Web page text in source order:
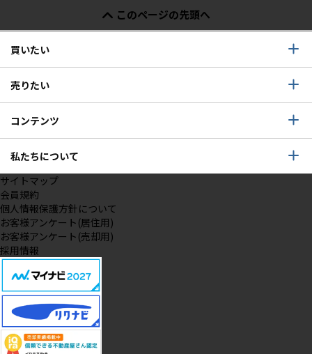
このページの先頭へ
買いたい
売りたい
コンテンツ
私たちについて
サイトマップ
会員規約
個人情報保護方針について
お客様アンケート(居住用)
お客様アンケート(売却用)
採用情報